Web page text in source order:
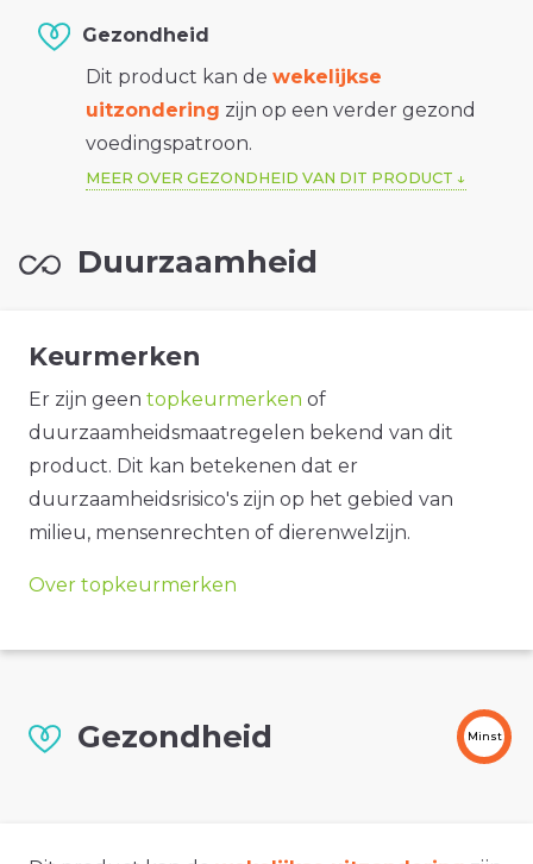
Gezondheid
Dit product kan de wekelijkse
uitzondering zijn op een verder gezond
voedingspatroon.
MEER OVER GEZONDHEID VAN DIT PRODUCT
Duurzaamheid
Keurmerken
Er zijn geen topkeurmerken of
duurzaamheidsmaatregelen bekend van dit
product. Dit kan betekenen dat er
duurzaamheidsrisico's zijn op het gebied van
milieu, mensenrechten of dierenwelzijn.
Over topkeurmerken
Gezondheid Minst